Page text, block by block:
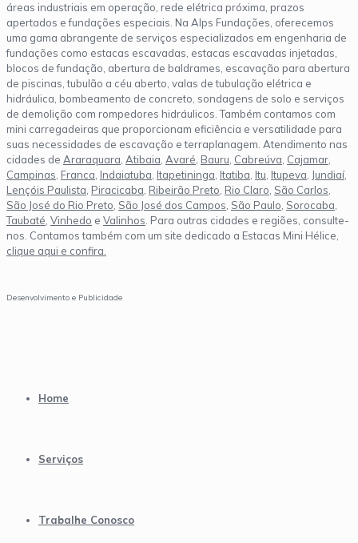
áreas industriais em operação, rede elétrica próxima, prazos
apertados e fundações especiais. Na Alps Fundações, oferecemos
uma gama abrangente de serviços especializados em engenharia de
fundações como estacas escavadas, estacas escavadas injetadas,
blocos de fundação, abertura de baldrames, escavação para abertura
de piscinas, tubulão a céu aberto, valas de tubulação elétrica e
hidráulica, bombeamento de concreto, sondagens de solo e serviços
de demolição com rompedores hidráulicos. Também contamos com
mini carregadeiras que proporcionam eficiência e versatilidade para
suas necessidades de escavação e terraplanagem. Atendimento nas
cidades de Araraquara, Atibaia, Avaré, Bauru, Cabreúva, Cajamar,
Campinas, Franca, Indaiatuba, Itapetininga, Itatiba, Itu, Itupeva, Jundiaí,
Lençóis Paulista, Piracicaba, Ribeirão Preto, Rio Claro, São Carlos,
São José do Rio Preto, São José dos Campos, São Paulo, Sorocaba,
Taubaté, Vinhedo e Valinhos. Para outras cidades e regiões, consulte-
nos. Contamos também com um site dedicado a Estacas Mini Hélice,
clique aqui e confira.
Desenvolvimento e Publicidade
Home
Serviços
Trabalhe Conosco